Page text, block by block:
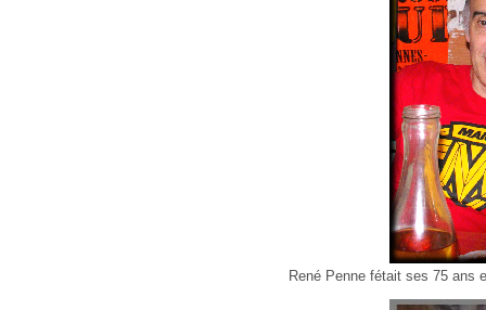
René Penne fétait ses 75 ans